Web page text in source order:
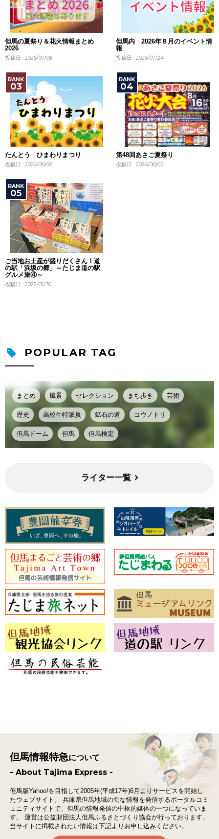
但馬の夏祭り＆花火情報まとめ
2026
投稿日 : 2026/07/08
但馬内 2026年８月のイベント情
報
投稿日 : 2026/07/24
たんとう ひまわりまつり
投稿日 : 2026/08/06
第48回あさご夏祭り
投稿日 : 2026/08/05
ご当地お土産が盛りだくさん！道
の駅「浜坂の郷」～たじま道の駅
グルメ旅④～
投稿日 : 2022/01/30
POPULAR TAG
まとめ 風景 セレクション まち歩き 芸術
歴史 高校生特派員 鉱石の道 コウノトリ
但馬ドーム 但馬 但馬検定
ライター一覧
但馬情報特急について
- About Tajima Express -
但馬版Yahoo!を目指して2005年(平成17年)6月よりサービスを開始し
たウェブサイト。
兵庫県但馬地域の旬な情報を発信するポータルコミ
ュニティサイトで、 但馬の情報発信の中枢的媒体の一つになっていま
す。
運営は公益財団法人但馬ふるさとづくり協会が行っております。
当サイトに掲載されたい情報は下記よりお申し込みください。